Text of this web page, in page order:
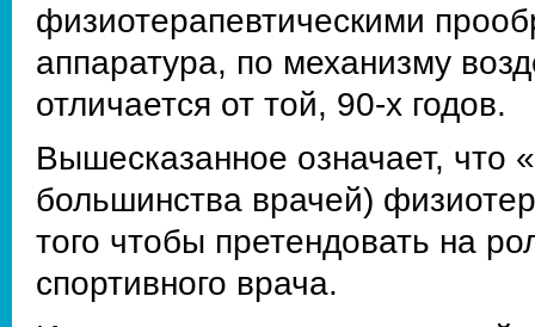
физиотерапевтическими
аппаратура, по механизму
отличается от той, 90-х годов.
Вышесказанное означает,
большинства врачей)
того чтобы претендовать на
спортивного врача.